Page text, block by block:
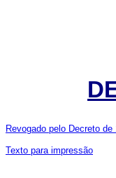
Revogado pelo Decreto de
Texto para impressão